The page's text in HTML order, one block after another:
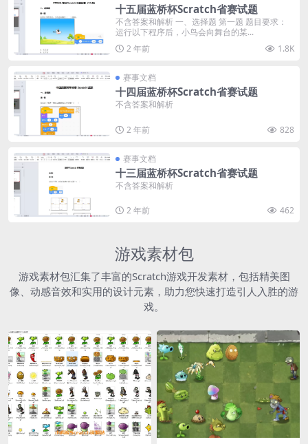
十五届蓝桥杯Scratch省赛试题
不含答案和解析 一、选择题 第一题 题目要求：
运行以下程序后，小鸟会向舞台的某...
2 年前
1.8K
赛事文档
十四届蓝桥杯Scratch省赛试题
不含答案和解析
2 年前 828
赛事文档
十三届蓝桥杯Scratch省赛试题
不含答案和解析
2 年前 462
游戏素材包
游戏素材包汇集了丰富的Scratch游戏开发素材，包括精美图
像、动感音效和实用的设计元素，助力您快速打造引人入胜的游
戏。